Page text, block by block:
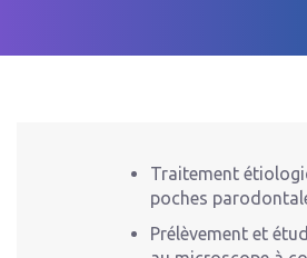
Traitement
poches
Prélèvement et